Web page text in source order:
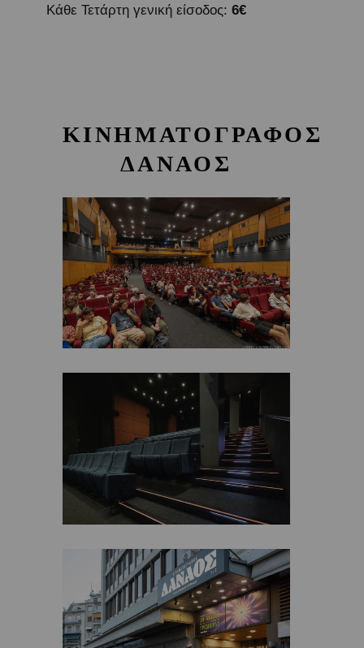
Κάθε Τετάρτη γενική είσοδος: 6€
ΚΙΝΗΜΑΤΟΓΡΑΦΟΣ
ΔΑΝΑΟΣ